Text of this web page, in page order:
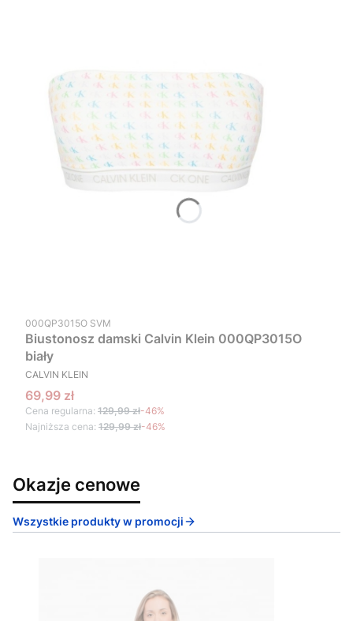
Kod produktu
000QP3015O SVM
Biustonosz damski Calvin Klein 000QP3015O
biały
PRODUCENT
CALVIN KLEIN
Cena promocyjna
69,99 zł
Cena regularna: 129,99 zł-46%
Najniższa cena: 129,99 zł-46%
Okazje cenowe
Wszystkie produkty w promocji